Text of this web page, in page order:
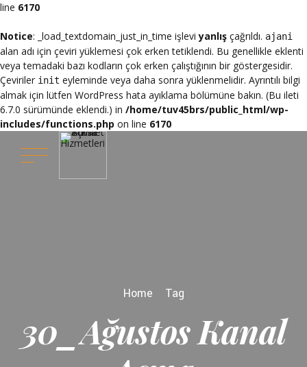
line 6170
Notice: _load_textdomain_just_in_time işleviyanlış çağrıldı. ajani
alan adı için çeviri yüklemesi çok erken tetiklendi. Bu genellikle eklenti
veya temadaki bazı kodların çok erken çalıştığının bir göstergesidir.
Çeviriler init eyleminde veya daha sonra yüklenmelidir. Ayrıntılı bilgi
almak için lütfen WordPress hata ayıklama bölümüne bakın. (Bu ileti
6.7.0 sürümünde eklendi.) in /home/tuv45brs/public_html/wp-
includes/functions.php on line 6170
Home Tag
30_Ağustos Kanal